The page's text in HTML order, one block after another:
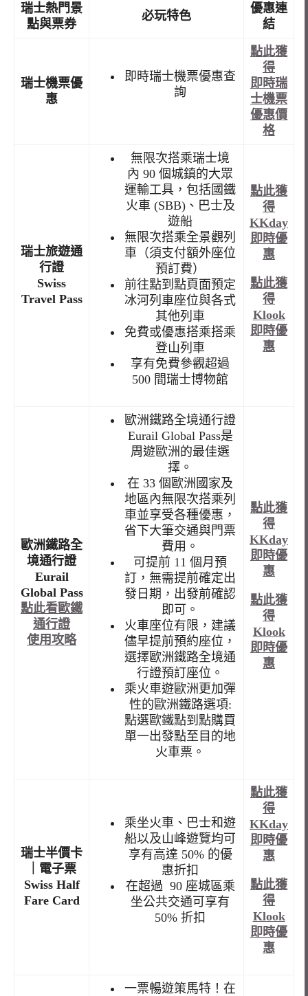
瑞士熱門景
點與票券
必玩特色
優惠連
結
瑞士機票優
惠
即時瑞士機票優惠查
詢
點此獲
得
即時瑞
士機票
優惠價
格
瑞士旅遊通
行證
Swiss
Travel Pass
無限次搭乘瑞士境
內 90 個城鎮的大眾
運輸工具，包括國鐵
火車 (SBB)、巴士及
遊船
無限次搭乘全景觀列
車（須支付額外座位
預訂費）
前往點到點頁面預定
冰河列車座位與各式
其他列車
免費或優惠搭乘搭乘
登山列車
享有免費參觀超過
500 間瑞士博物館
點此獲
得
KKday
即時優
惠
點此獲
得
Klook
即時優
惠
歐洲鐵路全
境通行證
Eurail
Global Pass
點此看歐鐵
通行證
使用攻略
歐洲鐵路全境通行證
Eurail Global Pass是
周遊歐洲的最佳選
擇。
在 33 個歐洲國家及
地區內無限次搭乘列
車並享受各種優惠，
省下大筆交通與門票
費用。
可提前 11 個月預
訂，無需提前確定出
發日期，出發前確認
即可。
火車座位有限，建議
儘早提前預約座位，
選擇歐洲鐵路全境通
行證預訂座位。
乘火車遊歐洲更加彈
性的歐洲鐵路選項:
點選歐鐵點到點購買
單一出發點至目的地
火車票。
點此獲
得
KKday
即時優
惠
點此獲
得
Klook
即時優
惠
瑞士半價卡
｜電子票
Swiss Half
Fare Card
乘坐火車、巴士和遊
船以及山峰遊覽均可
享有高達 50% 的優
惠折扣
在超過 90 座城區乘
坐公共交通可享有
50% 折扣
點此獲
得
KKday
即時優
惠
點此獲
得
Klook
即時優
惠
一票暢遊策馬特！在